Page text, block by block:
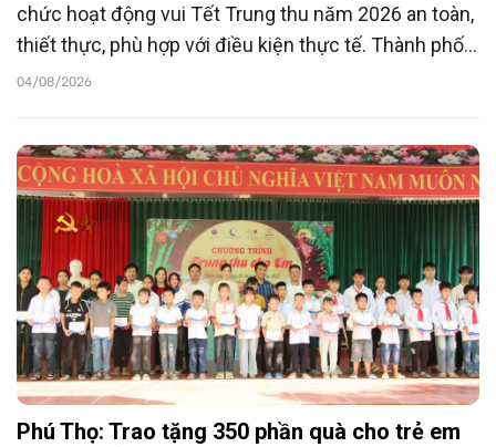
chức hoạt động vui Tết Trung thu năm 2026 an toàn,
thiết thực, phù hợp với điều kiện thực tế. Thành phố
đặc biệt quan tâm trẻ em có hoàn cảnh khó khăn, trẻ
04/08/2026
Phú Thọ: Trao tặng 350 phần quà cho trẻ em